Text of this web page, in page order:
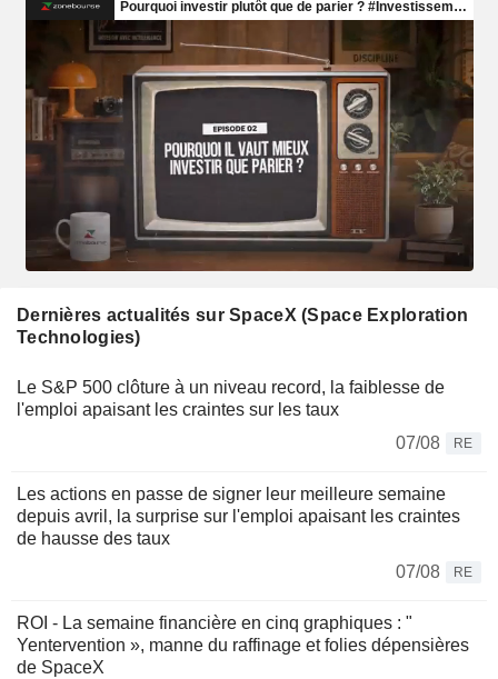
Dernières actualités sur SpaceX (Space Exploration
Technologies)
Le S&P 500 clôture à un niveau record, la faiblesse de
l'emploi apaisant les craintes sur les taux
07/08
RE
Les actions en passe de signer leur meilleure semaine
depuis avril, la surprise sur l'emploi apaisant les craintes
de hausse des taux
07/08
RE
ROI - La semaine financière en cinq graphiques : "
Yentervention », manne du raffinage et folies dépensières
de SpaceX